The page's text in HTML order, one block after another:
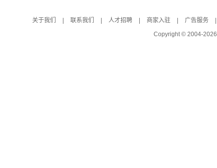
关于我们
联系我们 人才招聘 商家入驻 广告服务
Copyright © 2004-2026